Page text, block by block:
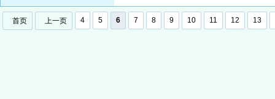
首页 上一页 4 5 6 7 8 9 10 11 12 13